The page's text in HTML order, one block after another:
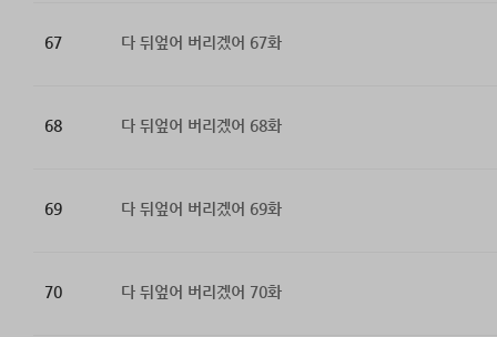
67 다 뒤엎어 버리겠어 67화
68 다 뒤엎어 버리겠어 68화
69 다 뒤엎어 버리겠어 69화
70 다 뒤엎어 버리겠어 70화